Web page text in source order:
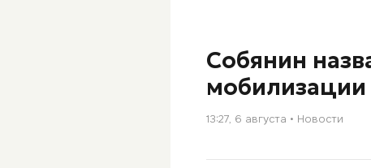
Собянин
13:27, 6 августа Новости